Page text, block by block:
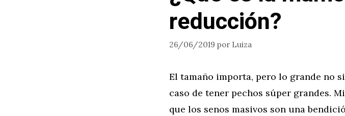
reducción?
26/06/2019 por Luiza
El tamaño importa, pero lo grande no
caso de tener pechos súper grandes.
que los senos masivos son una